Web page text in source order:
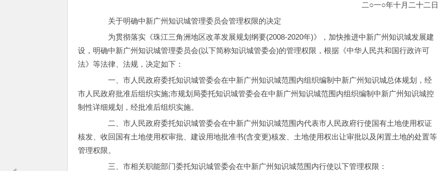
二○一○年十月二十二日
关于明确中新广州知识城管理委员会管理权限的决定
为贯彻落实《珠江三角洲地区改革发展规划纲要(2008-2020年)》，加快推进中新广州知识城发展建
设，明确中新广州知识城管理委员会(以下简称知识城管委会)的管理权限，根据《中华人民共和国行政许可
法》等法律、法规，决定如下：
一、市人民政府委托知识城管委会在中新广州知识城范围内组织编制中新广州知识城总体规划，经
市人民政府批准后组织实施;市规划局委托知识城管委会在中新广州知识城范围内组织编制中新广州知识城控
制性详细规划，经批准后组织实施。
二、市人民政府委托知识城管委会在中新广州知识城范围内代表市人民政府行使国有土地使用权证
核发、收回国有土地使用权审批、建设用地批准书(含变更)核发、土地使用权出让审批以及闲置土地的处置等
管理权限。
三、市相关职能部门委托知识城管委会在中新广州知识城范围内行使以下管理权限：